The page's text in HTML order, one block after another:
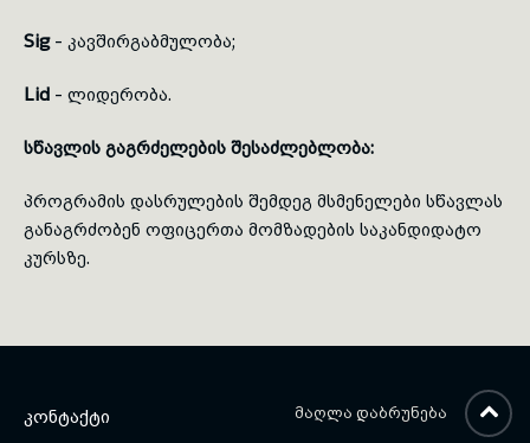
Sig- კავშირგაბმულობა;
Lid - ლიდერობა.
სწავლის გაგრძელების შესაძლებლობა:
პროგრამის დასრულების შემდეგ მსმენელები სწავლას
განაგრძობენ ოფიცერთა მომზადების საკანდიდატო
კურსზე.
ᲙᲝᲜᲢᲐᲥᲢᲘ ᲛᲐᲦᲚᲐ ᲓᲐᲑᲠᲣᲜᲔᲑᲐ